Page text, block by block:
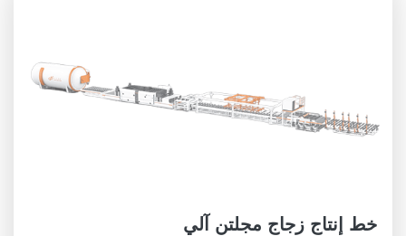
خط إنتاج زجاج مجلتن آلي